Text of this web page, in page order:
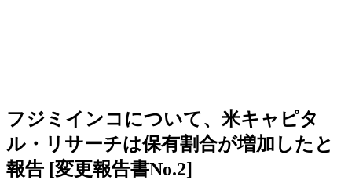
フジミインコについて、米キャピタ
ル・リサーチは保有割合が増加したと
報告 [変更報告書No.2]